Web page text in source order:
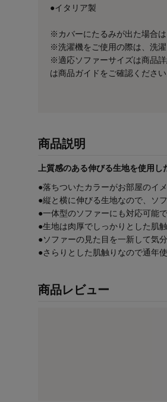
●イタリア製
※カバーにたるみが出た場合
※洗濯機をご使用の際は、洗濯
※適応ソファーサイズは商品
は商品ガイドをご確認ください
商品説明
上質感のある伸びる生地を使用
●落ちついたカラーがお部屋のイ
●縦と横に伸びる生地なので、ソ
●一体型のソファーにも対応可能
●生地は肉厚でしっかりとした肌
●ソファーの見た目を一新して気
●さらりとした肌触りなので通年
商品レビュー